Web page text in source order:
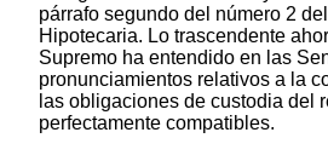
párrafo segundo del número 2
Hipotecaria. Lo trascendente
Supremo ha entendido en las
pronunciamientos relativos a la
las obligaciones de custodia del
perfectamente compatibles.